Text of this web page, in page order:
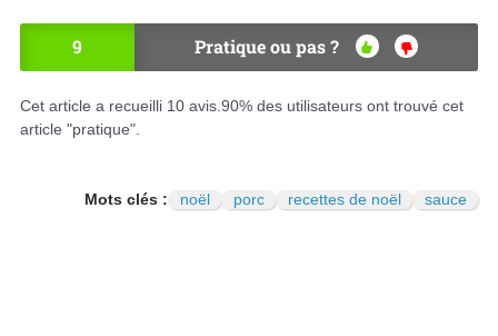
9 Pratique ou pas ?
OU
NO
N
Cet article a recueilli 10 avis. 90% des utilisateurs ont trouvé cet
article "pratique".
Mots clés : noël porc recettes de noël sauce